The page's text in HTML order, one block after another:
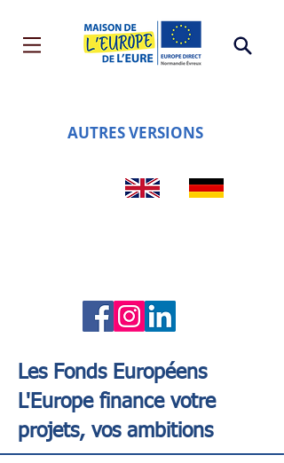
AUTRES VERSIONS
Les Fonds Européens
L'Europe finance votre
projets, vos ambitions